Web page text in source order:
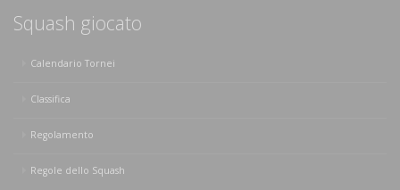
Squash giocato
Calendario Tornei
Classifica
Regolamento
Regole dello Squash